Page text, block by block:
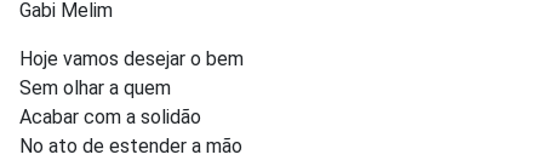
Gabi Melim
Hoje vamos desejar o bem
Sem olhar a quem
Acabar com a solidão
No ato de estender a mão